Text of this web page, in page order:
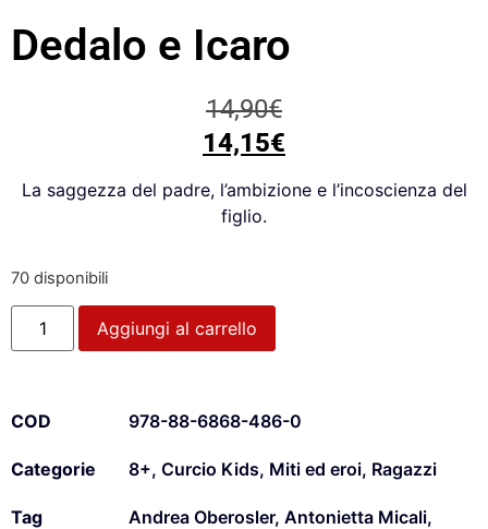
Dedalo e Icaro
14,90€
14,15€
La saggezza del padre, l’ambizione e l’incoscienza del
figlio.
70 disponibili
Aggiungi al carrello
COD 978-88-6868-486-0
Categorie 8+, Curcio Kids, Miti ed eroi, Ragazzi
Tag Andrea Oberosler, Antonietta Micali,